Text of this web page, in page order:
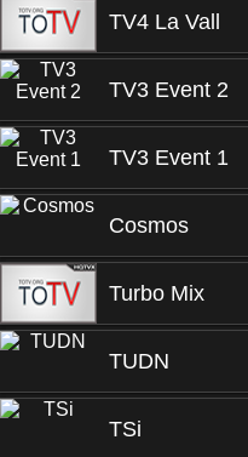
TV4 La Vall
TV3 Event 2
TV3 Event 1
Cosmos
Turbo Mix
TUDN
TSi